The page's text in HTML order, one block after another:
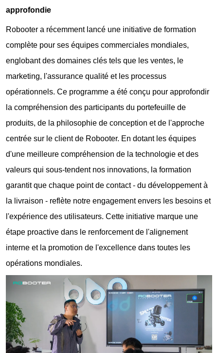
approfondie
Robooter a récemment lancé une initiative de formation
complète pour ses équipes commerciales mondiales,
englobant des domaines clés tels que les ventes, le
marketing, l'assurance qualité et les processus
opérationnels. Ce programme a été conçu pour approfondir
la compréhension des participants du portefeuille de
produits, de la philosophie de conception et de l'approche
centrée sur le client de Robooter. En dotant les équipes
d'une meilleure compréhension de la technologie et des
valeurs qui sous-tendent nos innovations, la formation
garantit que chaque point de contact - du développement à
la livraison - reflète notre engagement envers les besoins et
l'expérience des utilisateurs. Cette initiative marque une
étape proactive dans le renforcement de l'alignement
interne et la promotion de l'excellence dans toutes les
opérations mondiales.